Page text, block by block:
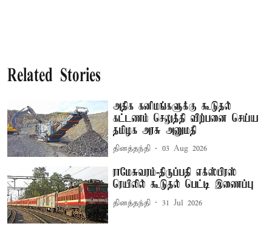
Related Stories
அதிக கனிமங்களுக்கு கூடுதல்
கட்டணம் செலுத்தி விற்பனை செய்ய
தமிழக அரசு அனுமதி
தினத்தந்தி 03 Aug 2026
ராமேசுவரம்-திருப்பதி எக்ஸ்பிரஸ்
ரெயிலில் கூடுதல் பெட்டி இணைப்பு
தினத்தந்தி 31 Jul 2026